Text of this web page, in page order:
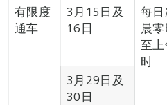
有限度
通车
3月15日及
16日
每
晨
至
时
3月29日及
30日